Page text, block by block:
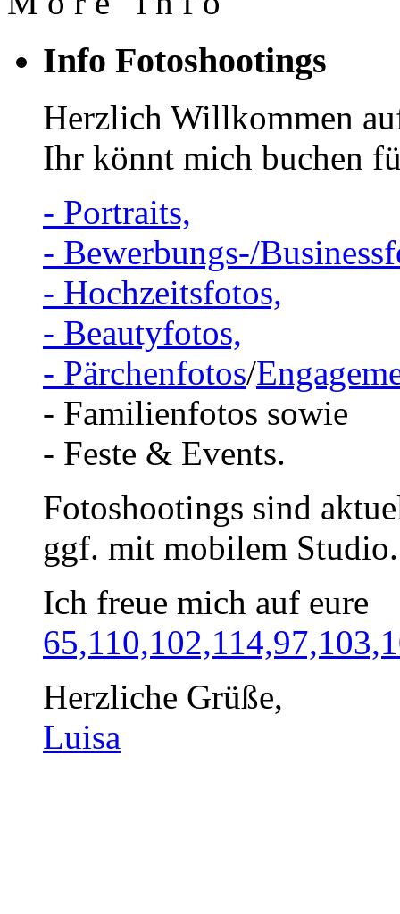
Info Fotoshootings
Herzlich Willkommen
Ihr könnt mich buchen
- Portraits,
- Bewerbungs-/
- Hochzeitsfotos,
- Beautyfotos,
- Pärchenfotos/
- Familienfotos sowie
- Feste & Events.
Fotoshootings sind
ggf. mit mobilem Studio.
Ich freue mich auf eure
Herzliche Grüße,
Luisa